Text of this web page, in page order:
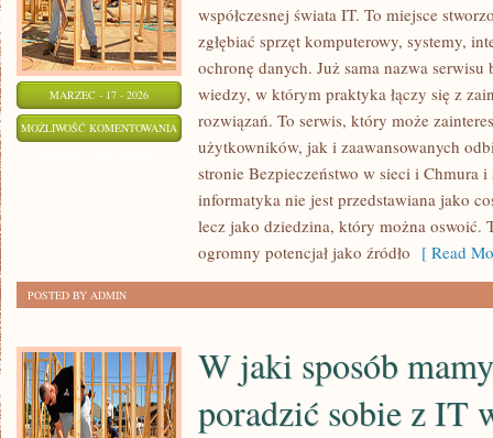
MARZEC - 17 - 2026
MOŻLIWOŚĆ KOMENTOWANIA PORADNIKI
współczesnej świata IT. To miejsce
zgłębiać sprzęt komputerowy, systemy,
ochronę danych. Już sama nazwa
wiedzy, w którym praktyka łączy się z
rozwiązań. To serwis, który może
użytkowników, jak i zaawansowanych
stronie Bezpieczeństwo w sieci i Chmura
informatyka nie jest przedstawiana jako
lecz jako dziedzina, który można oswoić.
ogromny potencjał jako źródło [ Read
POSTED BY ADMIN
W jaki sposób
poradzić sobie z IT